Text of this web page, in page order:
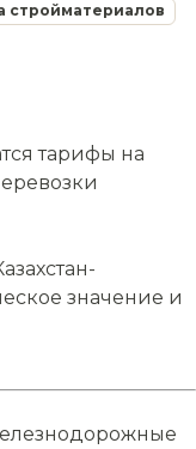
стройматериалов
тарифы на
значение и